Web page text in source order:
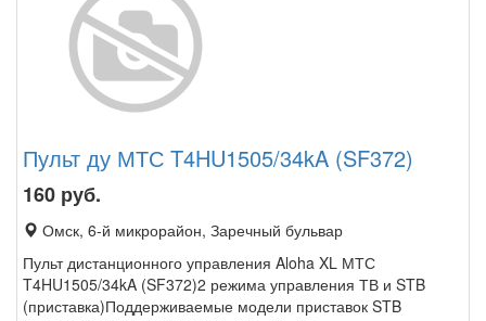
Пульт ду МТС T4HU1505/34kA (SF372)
160 руб.
Омск, 6-й микрорайон, Заречный бульвар
Пульт дистанционного управления Aloha XL МТС
T4HU1505/34kA (SF372)2 режима управления ТВ и STB
(приставка)Поддерживаемые модели приставок STB